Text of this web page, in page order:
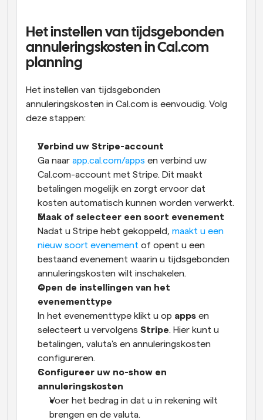
Het instellen van tijdsgebonden
annuleringskosten in Cal.com
planning
Het instellen van tijdsgebonden
annuleringskosten in Cal.com is eenvoudig. Volg
deze stappen:
Verbind uw Stripe-account
Ga naar app.cal.com/apps en verbind uw
Cal.com-account met Stripe. Dit maakt
betalingen mogelijk en zorgt ervoor dat
kosten automatisch kunnen worden verwerkt.
Maak of selecteer een soort evenement
Nadat u Stripe hebt gekoppeld, maakt u een
nieuw soort evenement of opent u een
bestaand evenement waarin u tijdsgebonden
annuleringskosten wilt inschakelen.
Open de instellingen van het
evenementtype
In het evenementtype klikt u op apps en
selecteert u vervolgens Stripe. Hier kunt u
betalingen, valuta's en annuleringskosten
configureren.
Configureer uw no-show en
annuleringskosten
Voer het bedrag in dat u in rekening wilt
brengen en de valuta.